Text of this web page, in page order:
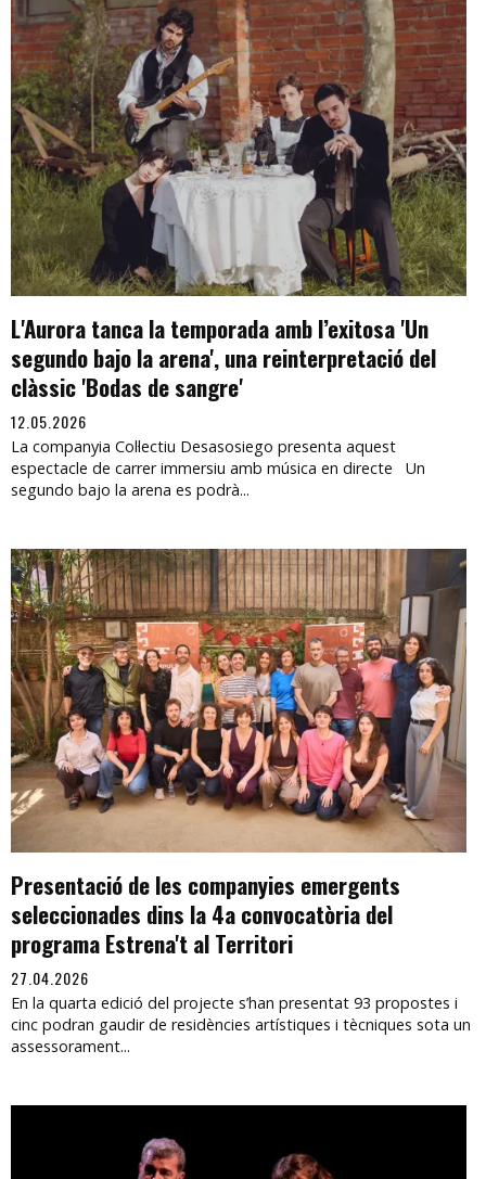
L'Aurora tanca la temporada amb l’exitosa 'Un
segundo bajo la arena', una reinterpretació del
clàssic 'Bodas de sangre'
12.05.2026
La companyia Col·lectiu Desasosiego presenta aquest
espectacle de carrer immersiu amb música en directe Un
segundo bajo la arena es podrà...
Presentació de les companyies emergents
seleccionades dins la 4a convocatòria del
programa Estrena't al Territori
27.04.2026
En la quarta edició del projecte s’han presentat 93 propostes i
cinc podran gaudir de residències artístiques i tècniques sota un
assessorament...